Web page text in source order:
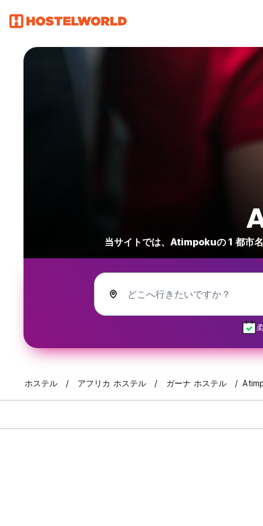
当サイトでは、Atimpokuの 1 都市
どこへ行きたいですか？
ホステル アフリカ ホステル ガーナ ホステル